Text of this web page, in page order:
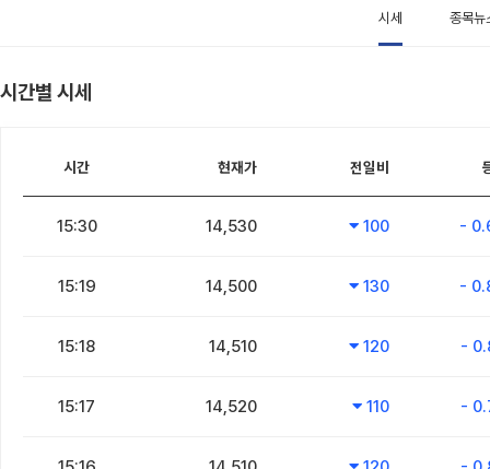
시세 종목뉴